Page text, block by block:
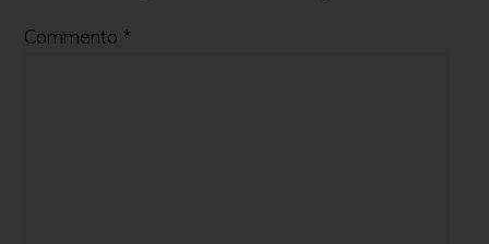
Commento *